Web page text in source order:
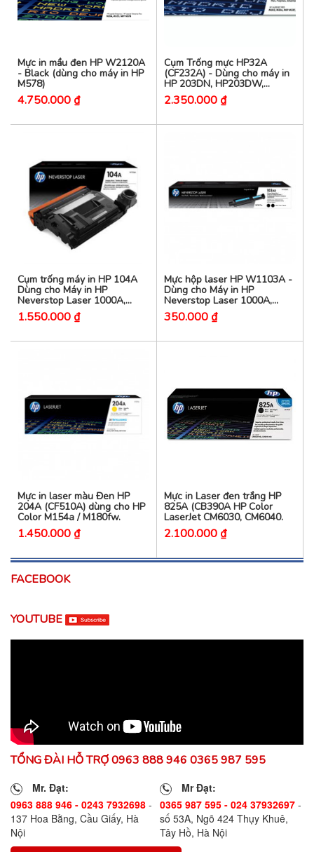
Mực in mầu đen HP W2120A
- Black (dùng cho máy in HP
M578)
4.750.000 ₫
Cụm Trống mực HP32A
(CF232A) - Dùng cho máy in
HP 203DN, HP203DW,
M227fdw, M227sdn
2.350.000 ₫
Cụm trống máy in HP 104A
Dùng cho Máy in HP
Neverstop Laser 1000A,
1000W, MFP 1200a,1200w
1.550.000 ₫
Mực hộp laser HP W1103A -
Dùng cho Máy in HP
Neverstop Laser 1000A,
1200A,1200W
350.000 ₫
Mực in laser màu Đen HP
204A (CF510A) dùng cho HP
Color M154a / M180fw.
1.450.000 ₫
Mực in Laser đen trắng HP
825A (CB390A HP Color
LaserJet CM6030, CM6040.
2.100.000 ₫
FACEBOOK
YOUTUBE
TỔNG ĐÀI HỖ TRỢ 0963 888 946 0365 987 595
Mr. Đạt:
0963 888 946 - 0243 7932698 -
137 Hoa Bằng, Cầu Giấy, Hà
Nội
Mr Đạt:
0365 987 595 - 024 37932697 -
số 53A, Ngõ 424 Thụy Khuê,
Tây Hồ, Hà Nội